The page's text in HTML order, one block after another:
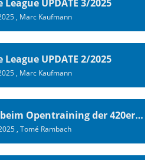
League UPDATE 3/2025
, Marc Kaufmann
League UPDATE 2/2025
, Marc Kaufmann
Zwei 420er der JUGA beim Opentraining der 420er Association in Sisikon
, Tomé Rambach